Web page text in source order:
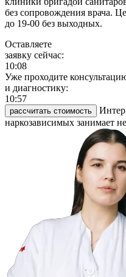
без сопровождения врача.
до 19-00 без выходных.
Оставляете
заявку сейчас:
10:08
Уже проходите
и диагностику:
10:57
рассчитать стоимость
наркозависимых занимает